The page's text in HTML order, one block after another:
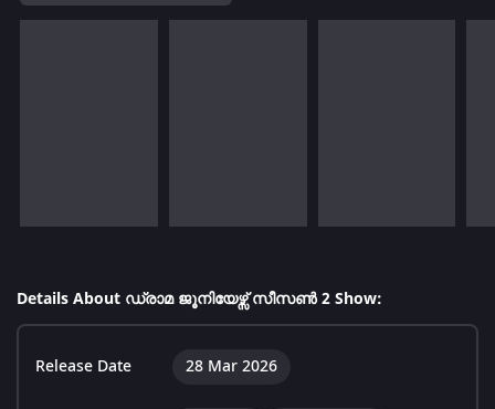
Details About ഡ്രാമ ജൂനിയേഴ്സ് സീസൺ 2 Show:
Release Date 28 Mar 2026